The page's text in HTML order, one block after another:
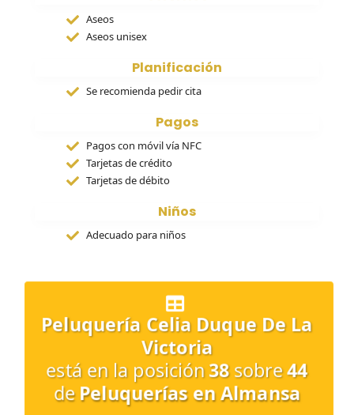
Aseos
Aseos unisex
Planificación
Se recomienda pedir cita
Pagos
Pagos con móvil vía NFC
Tarjetas de crédito
Tarjetas de débito
Niños
Adecuado para niños
Peluquería Celia Duque De La
Victoria
está en la posición38 sobre44
dePeluquerías en Almansa